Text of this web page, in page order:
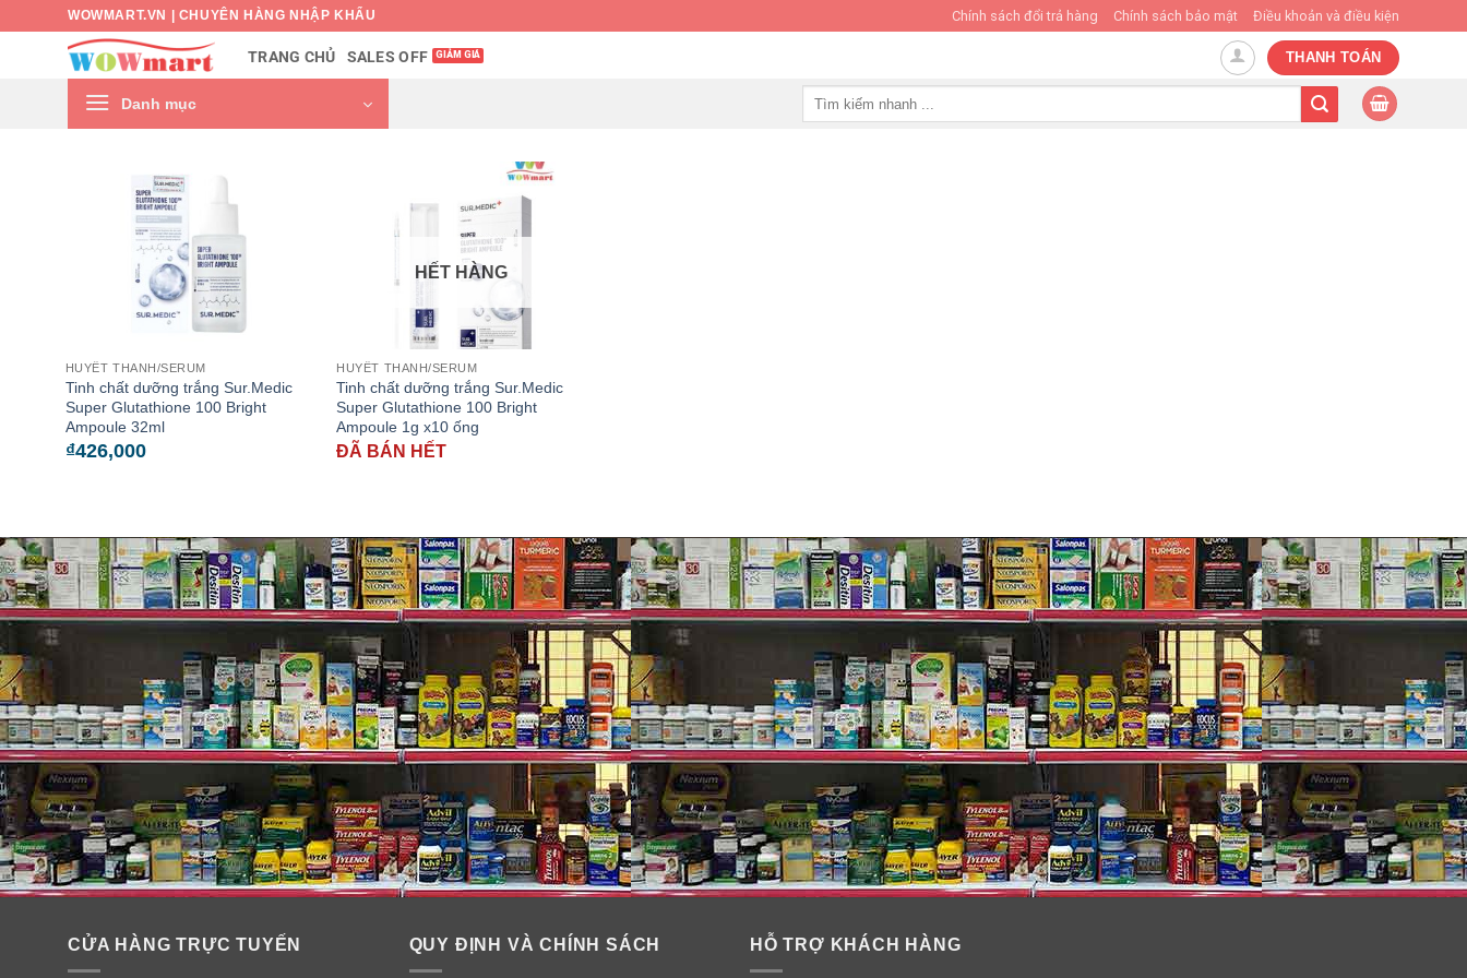
WOWMART.VN | CHUYÊN HÀNG NHẬP KHẨU Chính sách đổi trả hàng Chính sách bảo mật Điều khoản và điều kiện
TRANG CHỦ SALES OFF THANH TOÁN
Danh mục
HUYẾT THANH/SERUM
Tinh chất dưỡng trắng Sur.Medic
Super Glutathione 100 Bright
Ampoule 32ml
₫426,000
HẾT HÀNG
HUYẾT THANH/SERUM
Tinh chất dưỡng trắng Sur.Medic
Super Glutathione 100 Bright
Ampoule 1g x10 ống
ĐÃ BÁN HẾT
CỬA HÀNG TRỰC TUYẾN QUY ĐỊNH VÀ CHÍNH SÁCH HỖ TRỢ KHÁCH HÀNG